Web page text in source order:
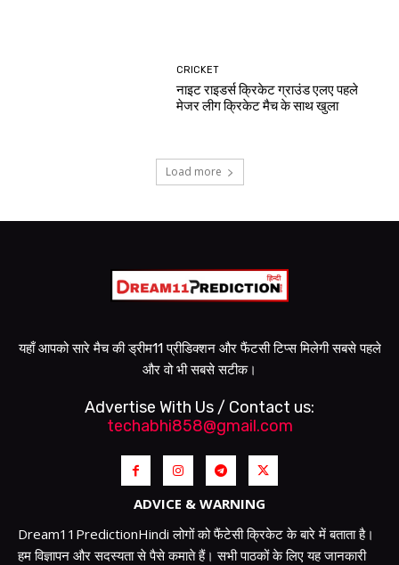
CRICKET
नाइट राइडर्स क्रिकेट ग्राउंड एलए पहले
मेजर लीग क्रिकेट मैच के साथ खुला
Load more
यहाँ आपको सारे मैच की ड्रीम11 प्रीडिक्शन और फैंटसी टिप्स मिलेगी सबसे पहले
और वो भी सबसे सटीक।
Advertise With Us / Contact us:
techabhi858@gmail.com
ADVICE & WARNING
Dream11PredictionHindi लोगों को फैंटेसी क्रिकेट के बारे में बताता है।
हम विज्ञापन और सदस्यता से पैसे कमाते हैं। सभी पाठकों के लिए यह जानकारी